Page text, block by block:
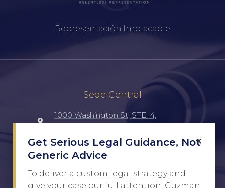
Representación Implacable
Sede Central
1000 Washington St, STE. 4,
(956) 516-7198
Javier@Guzman.law
×
Get Serious Legal Guidance, Not
Generic Advice
To deliver a custom legal strategy and
give your case our full attention, Guzman